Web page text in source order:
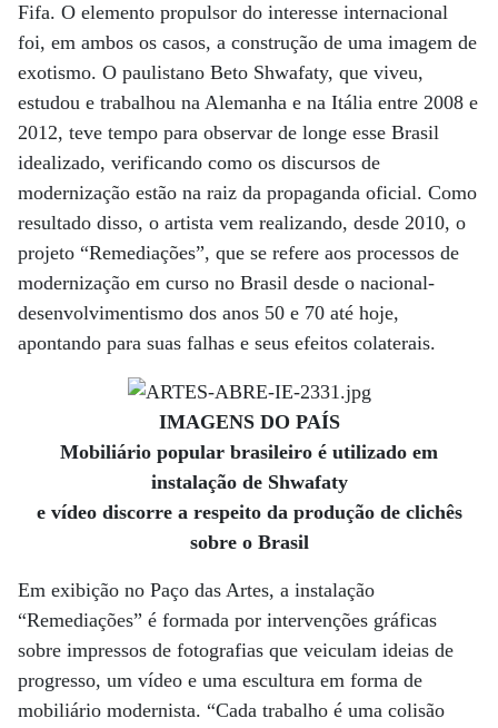
Fifa. O elemento propulsor do interesse internacional
foi, em ambos os casos, a construção de uma imagem de
exotismo. O paulistano Beto Shwafaty, que viveu,
estudou e trabalhou na Alemanha e na Itália entre 2008 e
2012, teve tempo para observar de longe esse Brasil
idealizado, verificando como os discursos de
modernização estão na raiz da propaganda oficial. Como
resultado disso, o artista vem realizando, desde 2010, o
projeto “Remediações”, que se refere aos processos de
modernização em curso no Brasil desde o nacional-
desenvolvimentismo dos anos 50 e 70 até hoje,
apontando para suas falhas e seus efeitos colaterais.
IMAGENS DO PAÍS
Mobiliário popular brasileiro é utilizado em
instalação de Shwafaty
e vídeo discorre a respeito da produção de clichês
sobre o Brasil
Em exibição no Paço das Artes, a instalação
“Remediações” é formada por intervenções gráficas
sobre impressos de fotografias que veiculam ideias de
progresso, um vídeo e uma escultura em forma de
mobiliário modernista. “Cada trabalho é uma colisão